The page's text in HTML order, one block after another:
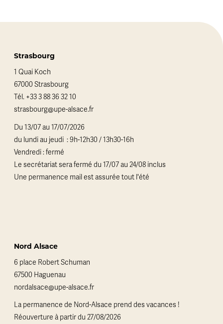
Strasbourg
1 Quai Koch
67000 Strasbourg
Tél. +33 3 88 36 32 10
strasbourg@upe-alsace.fr
Du 13/07 au 17/07/2026
du lundi au jeudi : 9h-12h30 / 13h30-16h
Vendredi : fermé
Le secrétariat sera fermé du 17/07 au 24/08 inclus
Une permanence mail est assurée tout l'été
Nord Alsace
6 place Robert Schuman
67500 Haguenau
nordalsace@upe-alsace.fr
La permanence de Nord-Alsace prend des vacances !
Réouverture à partir du 27/08/2026